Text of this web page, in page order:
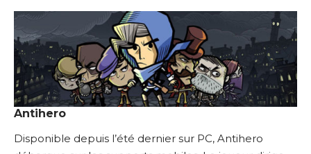
Antihero
Disponible depuis l’été dernier sur PC, Antihero